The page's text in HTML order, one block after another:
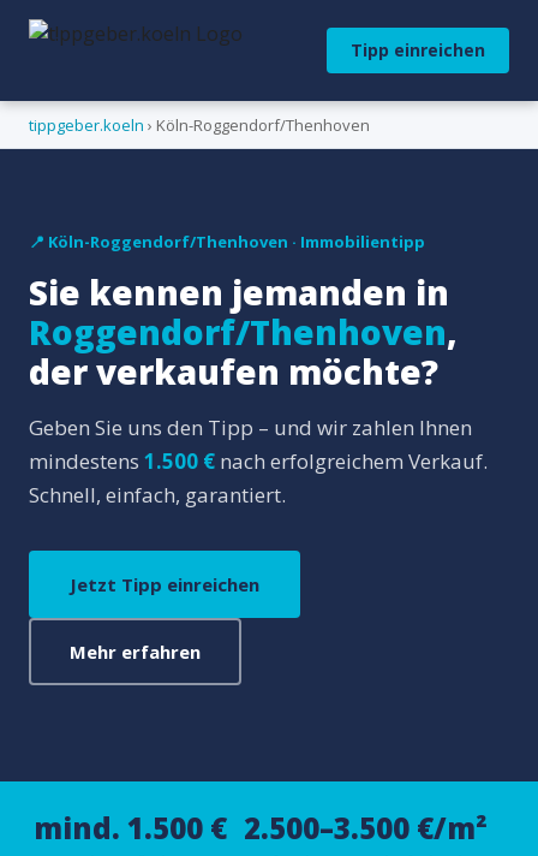
Tipp einreichen
tippgeber.koeln › Köln-Roggendorf/Thenhoven
📍 Köln-Roggendorf/Thenhoven · Immobilientipp
Sie kennen jemanden in
Roggendorf/Thenhoven,
der verkaufen möchte?
Geben Sie uns den Tipp – und wir zahlen Ihnen
mindestens 1.500 € nach erfolgreichem Verkauf.
Schnell, einfach, garantiert.
Jetzt Tipp einreichen
Mehr erfahren
mind. 1.500 € 2.500–3.500 €/m²